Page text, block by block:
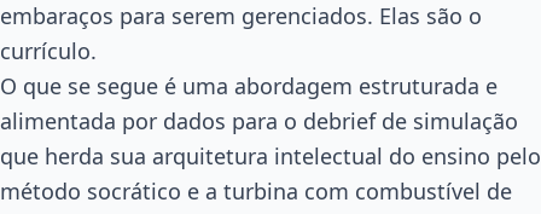
embaraços para serem gerenciados. Elas são o
currículo.
O que se segue é uma abordagem estruturada e
alimentada por dados para o debrief de simulação
que herda sua arquitetura intelectual do ensino pelo
método socrático e a turbina com combustível de